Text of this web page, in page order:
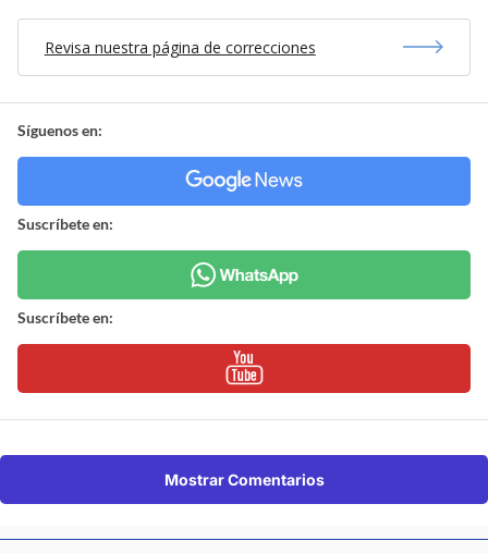
Revisa nuestra página de correcciones
Síguenos en:
Suscríbete en:
Suscríbete en:
Mostrar Comentarios